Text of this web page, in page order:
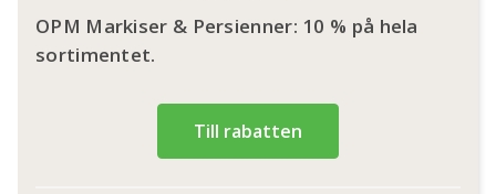
OPM Markiser & Persienner: 10 % på hela
sortimentet.
Till rabatten